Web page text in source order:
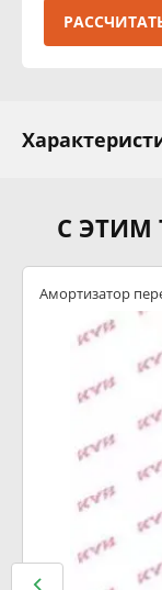
С ЭТИМ
Амортизатор